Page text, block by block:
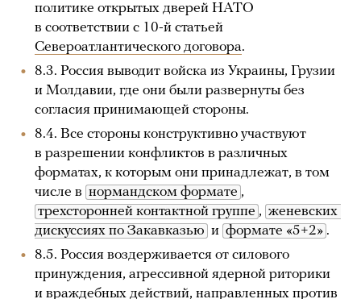
политике открытых дверей НАТО
в соответствии с 10-й статьей
Североатлантического договора.
8.3. Россия выводит войска из Украины, Грузии
и Молдавии, где они были развернуты без
согласия принимающей стороны.
8.4. Все стороны конструктивно участвуют
в разрешении конфликтов в различных
форматах, к которым они принадлежат, в том
числе в нормандском формате ,
трехсторонней контактной группе , женевских
дискуссиях по Закавказью и формате «5+2» .
8.5. Россия воздерживается от силового
принуждения, агрессивной ядерной риторики
и враждебных действий, направленных против